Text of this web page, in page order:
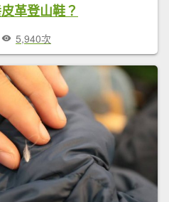
革登山鞋？
5,940次